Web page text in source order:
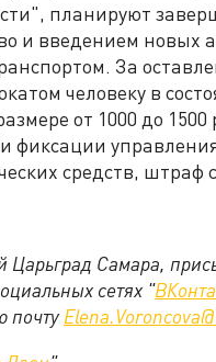
планируют
и введением новых
За
человеку в
от 1000 до 1500
фиксации
средств, штраф
Царьград Самара,
сетях "
почту